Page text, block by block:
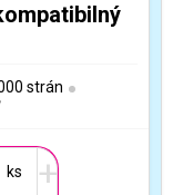
strán
+